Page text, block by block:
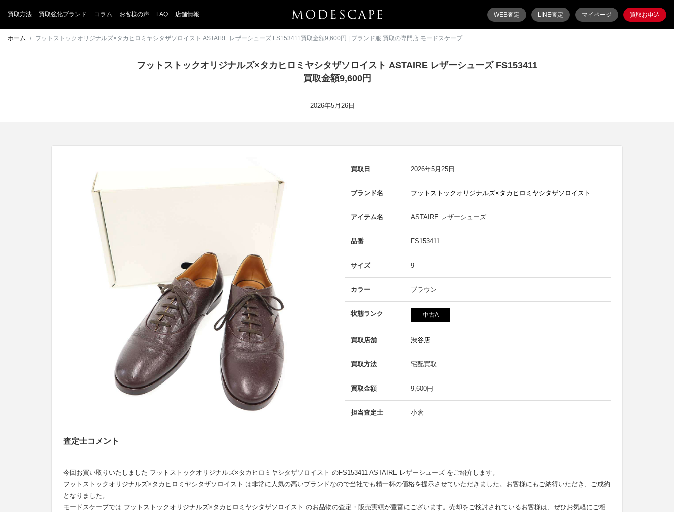
買取方法 買取強化ブランド コラム お客様の声 FAQ 店舗情報 WEB査定 LINE査定 マイページ 買取お申込
ホーム フットストックオリジナルズ×タカヒロミヤシタザソロイスト ASTAIRE レザーシューズ FS153411買取金額9,600円 | ブランド服 買取の専門店 モードスケープ
フットストックオリジナルズ×タカヒロミヤシタザソロイスト ASTAIRE レザーシューズ FS153411
買取金額9,600円
2026年5月26日
買取日 2026年5月25日
ブランド名 フットストックオリジナルズ×タカヒロミヤシタザソロイスト
アイテム名 ASTAIRE レザーシューズ
品番 FS153411
サイズ 9
カラー ブラウン
状態ランク 中古A
買取店舗 渋谷店
買取方法 宅配買取
買取金額 9,600円
担当査定士 小倉
査定士コメント
今回お買い取りいたしました フットストックオリジナルズ×タカヒロミヤシタザソロイスト のFS153411 ASTAIRE レザーシューズ をご紹介します。
フットストックオリジナルズ×タカヒロミヤシタザソロイスト は非常に人気の高いブランドなので当社でも精一杯の価格を提示させていただきました。お客様にもご納得いただき、ご成約
となりました。
モードスケープでは フットストックオリジナルズ×タカヒロミヤシタザソロイスト のお品物の査定・販売実績が豊富にございます。売却をご検討されているお客様は、ぜひお気軽にご相